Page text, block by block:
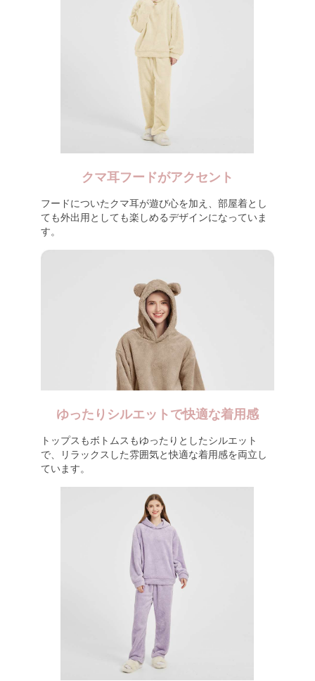
クマ耳フードがアクセント
フードについたクマ耳が遊び心を加え、部屋着とし
ても外出用としても楽しめるデザインになっていま
す。
ゆったりシルエットで快適な着用感
トップスもボトムスもゆったりとしたシルエット
で、リラックスした雰囲気と快適な着用感を両立し
ています。